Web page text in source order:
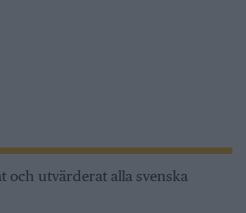
och utvärderat alla svenska